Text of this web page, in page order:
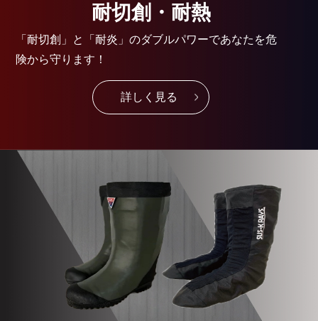
耐切創・耐熱
「耐切創」と「耐炎」のダブルパワーであなたを危
険から守ります！
詳しく見る